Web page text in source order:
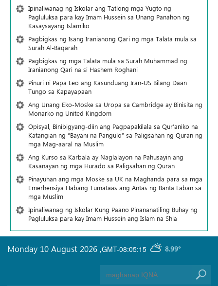
Ipinaliwanag ng Iskolar ang Tatlong mga Yugto ng
Pagluluksa para kay Imam Hussein sa Unang Panahon ng
Kasaysayang Islamiko
Pagbigkas ng Isang Iranianong Qari ng mga Talata mula sa
Surah Al-Baqarah
Pagbigkas ng mga Talata mula sa Surah Muhammad ng
Iranianong Qari na si Hashem Roghani
Pinuri ni Papa Leo ang Kasunduang Iran-US Bilang Daan
Tungo sa Kapayapaan
Ang Unang Eko-Moske sa Uropa sa Cambridge ay Binisita ng
Monarko ng United Kingdom
Opisyal, Binibigyang-diin ang Pagpapakilala sa Qur’aniko na
Katangian ng “Bayani na Pangulo” sa Paligsahan ng Quran ng
mga Mag-aaral na Muslim
Ang Kurso sa Karbala ay Naglalayon na Pahusayin ang
Kasanayan ng mga Hurado sa Paligsahan ng Quran
Pinayuhan ang mga Moske sa UK na Maghanda para sa mga
Emerhensiya Habang Tumataas ang Antas ng Banta Laban sa
mga Muslim
Ipinaliwanag ng Iskolar Kung Paano Pinananatiling Buhay ng
Pagluluksa para kay Imam Hussein ang Islam na Shia
GMT-08:05:15 8.99°
Monday 10 August 2026 ,